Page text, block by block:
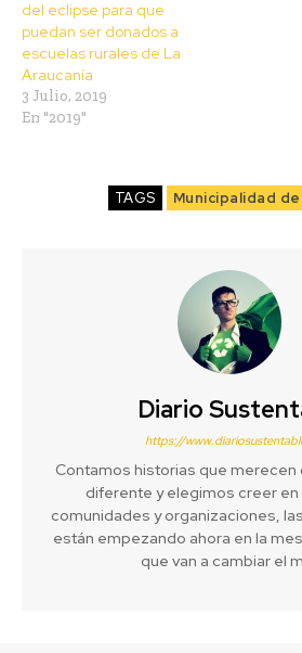
del eclipse para que
puedan ser donados a
escuelas rurales de La
Araucanía
3 Julio, 2019
En "2019"
TAGS Municipalidad
Diario
https://
Contamos historias que merecen
diferente y elegimos creer
comunidades y organizaciones,
están empezando ahora en la
que van a cambiar el